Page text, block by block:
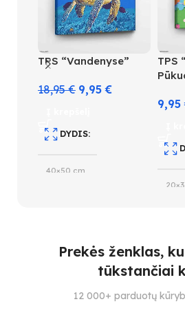
TPS “Vandenyse”
18,95€ 9,95€
DYDIS
40×50 cm
TPS
9,95
2
Prekės ženklas,
tūkstančiai
12 000+ parduotų